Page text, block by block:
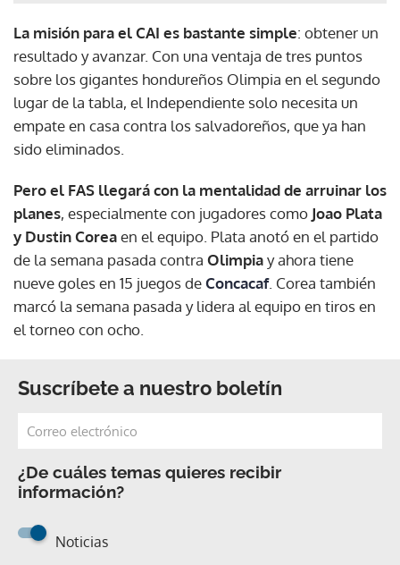
La misión para el CAI es bastante simple: obtener un
resultado y avanzar. Con una ventaja de tres puntos
sobre los gigantes hondureños Olimpia en el segundo
lugar de la tabla, el Independiente solo necesita un
empate en casa contra los salvadoreños, que ya han
sido eliminados.
Pero el FAS llegará con la mentalidad de arruinar los
planes, especialmente con jugadores como Joao Plata
y Dustin Coreaen el equipo. Plata anotó en el partido
de la semana pasada contra Olimpiay ahora tiene
nueve goles en 15 juegos deConcacaf. Corea también
marcó la semana pasada y lidera al equipo en tiros en
el torneo con ocho.
Suscríbete a nuestro boletín
¿De cuáles temas quieres recibir
información?
Noticias